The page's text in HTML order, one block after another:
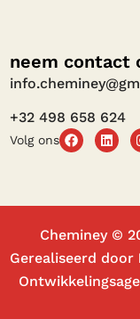
neem contact
+32 498 658 624
Volg ons
Cheminey ©
Gerealiseerd door